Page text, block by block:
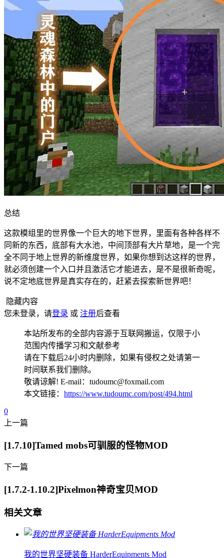
总结
这款模组里的世界像一个巨大的地下世界，里面有各种各样不
同新的东西，底部有大水池，中间顶部有大片草地，是一个完
全不同于地上世界的新维度世界，如果你想到达这样的世界，
就必须创建一个入口并且激活它才能进去，是不是很新奇呢，
说不定地底世界是真实存在的，赶紧去探索新世界吧！
隐藏内容
您未登录，请登录 或 注册后查看
本站所发布的全部内容源于互联网搬运，仅限于小
范围内传播学习和文献参考
请在下载后24小时内删除，如果有侵权之处请第一
时间联系我们删除。
敬请谅解! E-mail：tudoumc@foxmail.com
本文链接： https://www.tudoumc.com/post/494.html
0
上一篇
[1.7.10]Tamed mobs可驯服的怪物MOD
下一篇
[1.7.2-1.10.2]Pixelmon神奇宝贝MOD
相关文章
我的世界坚硬装备 HarderEquipments Mod